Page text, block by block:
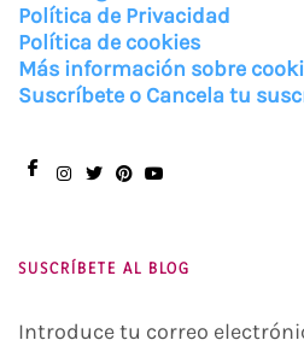
Política de Privacidad
Política de cookies
Más información sobre
Suscríbete o Cancela tu
SUSCRÍBETE AL BLOG
Introduce tu correo